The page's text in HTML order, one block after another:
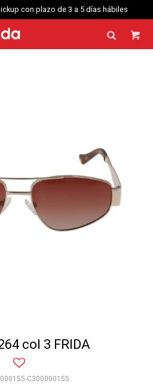
con plazo de 3 a 5 días hábiles
col 3 FRIDA
C300000155